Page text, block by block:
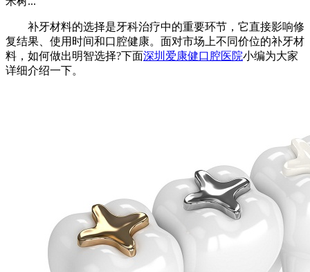
补牙材料的选择是牙科治疗中的重要环节，它直接影响修
复结果、使用时间和口腔健康。面对市场上不同价位的补牙材
料，如何做出明智选择?下面深圳爱康健口腔医院小编为大家
详细介绍一下。